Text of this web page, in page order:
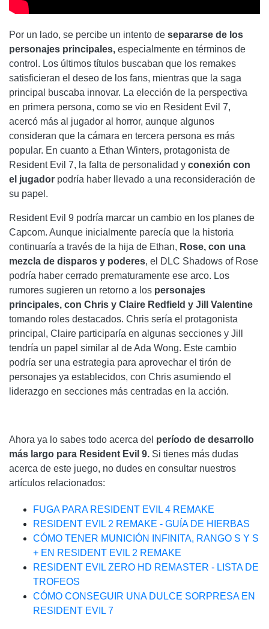
Por un lado, se percibe un intento de separarse de los
personajes principales, especialmente en términos de
control. Los últimos títulos buscaban que los remakes
satisficieran el deseo de los fans, mientras que la saga
principal buscaba innovar. La elección de la perspectiva
en primera persona, como se vio en Resident Evil 7,
acercó más al jugador al horror, aunque algunos
consideran que la cámara en tercera persona es más
popular. En cuanto a Ethan Winters, protagonista de
Resident Evil 7, la falta de personalidad y conexión con
el jugador podría haber llevado a una reconsideración de
su papel.
Resident Evil 9 podría marcar un cambio en los planes de
Capcom. Aunque inicialmente parecía que la historia
continuaría a través de la hija de Ethan, Rose, con una
mezcla de disparos y poderes, el DLC Shadows of Rose
podría haber cerrado prematuramente ese arco. Los
rumores sugieren un retorno a los personajes
principales, con Chris y Claire Redfield y Jill Valentine
tomando roles destacados. Chris sería el protagonista
principal, Claire participaría en algunas secciones y Jill
tendría un papel similar al de Ada Wong. Este cambio
podría ser una estrategia para aprovechar el tirón de
personajes ya establecidos, con Chris asumiendo el
liderazgo en secciones más centradas en la acción.
Ahora ya lo sabes todo acerca del período de desarrollo
más largo para Resident Evil 9. Si tienes más dudas
acerca de este juego, no dudes en consultar nuestros
artículos relacionados:
FUGA PARA RESIDENT EVIL 4 REMAKE
RESIDENT EVIL 2 REMAKE - GUÍA DE HIERBAS
CÓMO TENER MUNICIÓN INFINITA, RANGO S Y S
+ EN RESIDENT EVIL 2 REMAKE
RESIDENT EVIL ZERO HD REMASTER - LISTA DE
TROFEOS
CÓMO CONSEGUIR UNA DULCE SORPRESA EN
RESIDENT EVIL 7